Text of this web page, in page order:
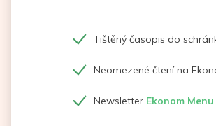
Tištěný časopis do
Neomezené čtení na
Newsletter Ekonom Menu